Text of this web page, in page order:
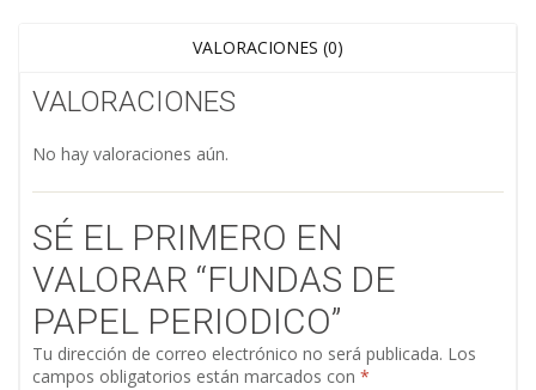
VALORACIONES (0)
VALORACIONES
No hay valoraciones aún.
SÉ EL PRIMERO EN
VALORAR “FUNDAS DE
PAPEL PERIODICO”
Tu dirección de correo electrónico no será publicada. Los
campos obligatorios están marcados con *